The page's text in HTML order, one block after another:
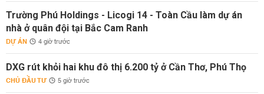
Trường Phú Holdings - Licogi 14 - Toàn Cầu làm dự án
nhà ở quân đội tại Bắc Cam Ranh
DỰ ÁN 4 giờ trước
DXG rút khỏi hai khu đô thị 6.200 tỷ ở Cần Thơ, Phú Thọ
CHỦ ĐẦU TƯ 5 giờ trước